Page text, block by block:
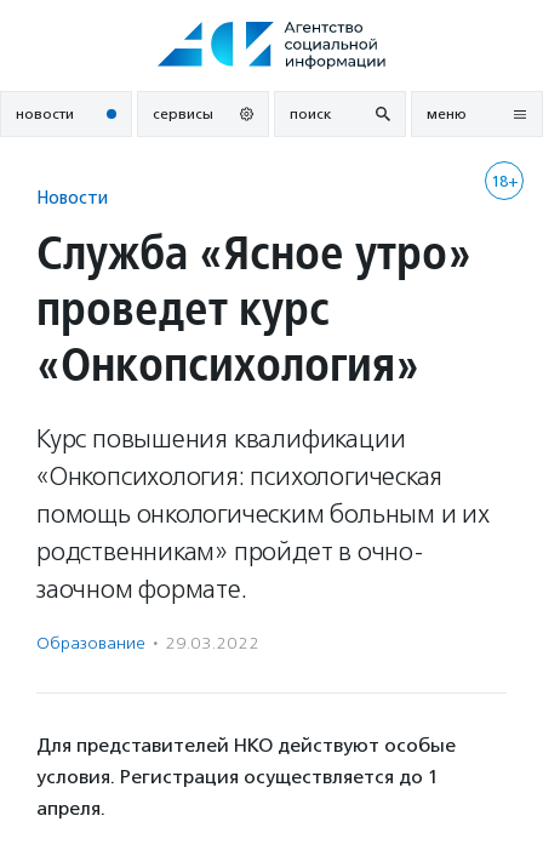
новости сервисы поиск меню
18+
Новости
Служба «Ясное утро»
проведет курс
«Онкопсихология»
Курс повышения квалификации
«Онкопсихология: психологическая
помощь онкологическим больным и их
родственникам» пройдет в очно-
заочном формате.
Образование · 29.03.2022
Для представителей НКО действуют особые
условия. Регистрация осуществляется до 1
апреля.